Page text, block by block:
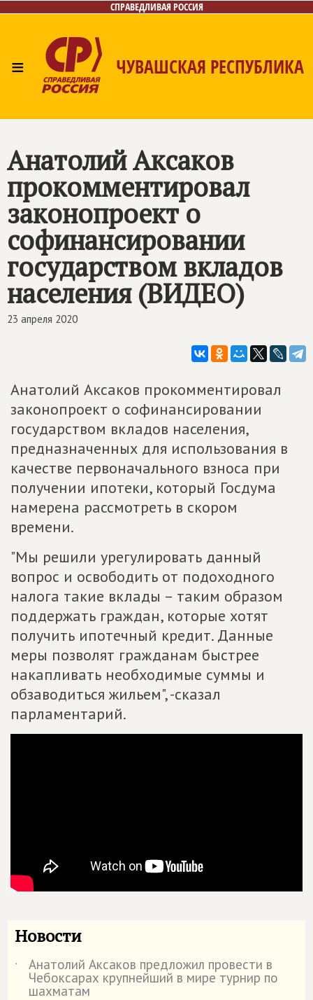
СПРАВЕДЛИВАЯ РОССИЯ
≡ ЧУВАШСКАЯ РЕСПУБЛИКА
Контакты
Анатолий Аксаков
прокомментировал
законопроект о
софинансировании
государством вкладов
населения (ВИДЕО)
23 апреля 2020
Анатолий Аксаков прокомментировал
законопроект о софинансировании
государством вкладов населения,
предназначенных для использования в
качестве первоначального взноса при
получении ипотеки, который Госдума
намерена рассмотреть в скором
времени.
"Мы решили урегулировать данный
вопрос и освободить от подоходного
налога такие вклады – таким образом
поддержать граждан, которые хотят
получить ипотечный кредит. Данные
меры позволят гражданам быстрее
накапливать необходимые суммы и
обзаводиться жильем", -сказал
парламентарий.
Новости
˙ Анатолий Аксаков предложил провести в
Чебоксарах крупнейший в мире турнир по
шахматам